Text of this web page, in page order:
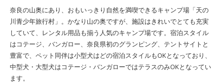
奈良の山奥にあり、おもいっきり自然を満喫できるキャンプ場「天の
川青少年旅行村」。かなり山の奥ですが、施設はきれいでとても充実
していて、レンタル用品も揃う人気のキャンプ場です。宿泊スタイル
はコテージ、バンガロー、奈良県初のグランピング、テントサイトと
豊富で、ペット同伴は小型犬はどの宿泊スタイルもOKとなっており、
中型犬・大型犬はコテージ・バンガローではテラスのみOKとなってい
ます。